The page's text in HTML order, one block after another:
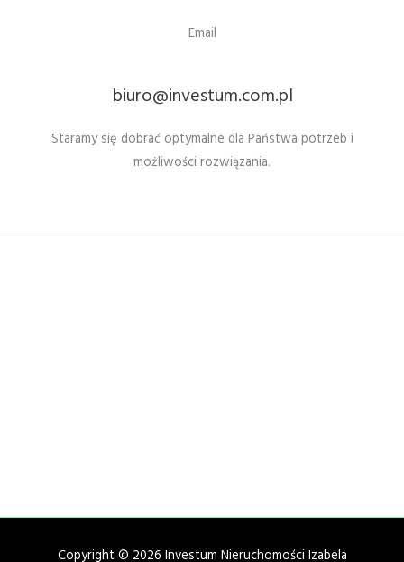
Email
biuro@investum.com.pl
Staramy się dobrać optymalne dla Państwa potrzeb i
możliwości rozwiązania.
Copyright © 2026 Investum Nieruchomości Izabela